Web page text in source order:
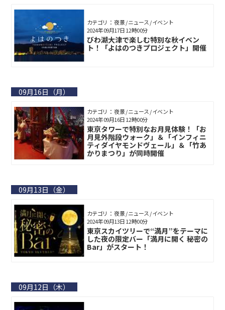
カテゴリ： 夜景 / ニュース / イベント
びわ湖大津で楽しむ特別な秋イベン
ト！「よはのつきプロジェクト」開催
2024年09月17日 12時00分
09月16日（月）
カテゴリ： 夜景 / ニュース / イベント
東京タワーで特別なお月見体験！「お
月見外階段ウォーク」＆「インフィニ
ティダイヤモンドヴェール」＆「竹あ
かりまつり」が同時開催
2024年09月16日 12時00分
09月13日（金）
カテゴリ： 夜景 / ニュース / イベント
東京スカイツリーで“満月”をテーマに
した夜の限定バー「満月に開く 秘密の
Bar」がスタート！
2024年09月13日 12時00分
09月12日（木）